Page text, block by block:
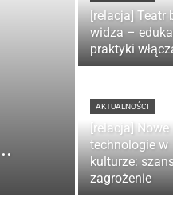
[relacja] Teatr
widza –
praktyki
AKTUALNOŚCI
[relacja] Nowe
technologie w
kulturze:
zagrożenie